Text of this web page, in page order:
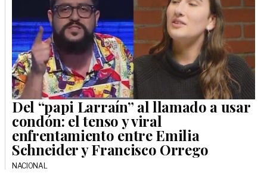
Del “papi Larraín” al llamado a usar
condón: el tenso y viral
enfrentamiento entre Emilia
Schneider y Francisco Orrego
NACIONAL